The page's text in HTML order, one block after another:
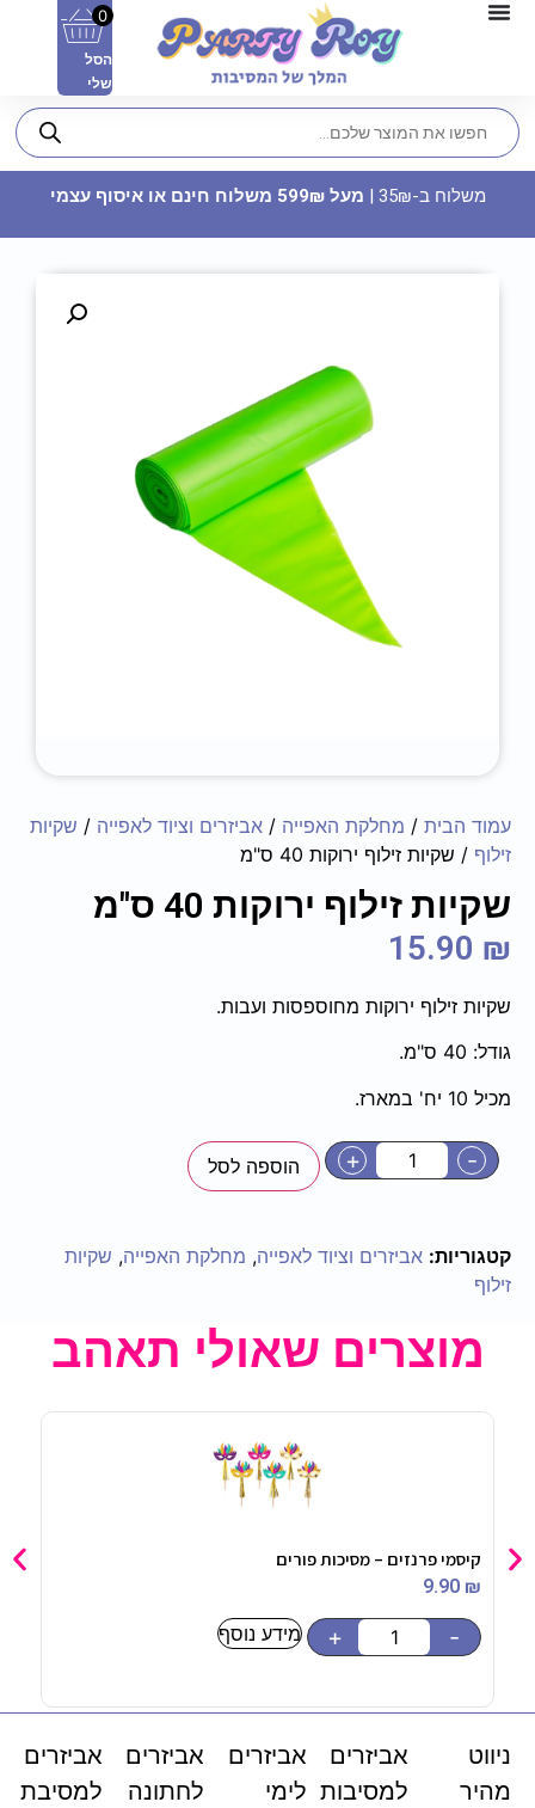
כובע מודפס - BRIDE TO BE
17.90₪
0
הסל
שלי
משלוח ב-35₪ | מעל 599₪ משלוח חינם או איסוף עצמי
עמוד הבית / מחלקת האפייה / אביזרים וציוד לאפייה / שקיות
זילוף / שקיות זילוף ירוקות 40 ס"מ
שקיות זילוף ירוקות 40 ס"מ
15.90 ₪
שקיות זילוף ירוקות מחוספסות ועבות.
גודל: 40 ס"מ.
מכיל 10 יח' במארז.
-
+ הוספה לסל
קטגוריות: אביזרים וציוד לאפייה, מחלקת האפייה, שקיות
זילוף
מוצרים שאולי תאהב
קיסמי פרנזים – מסיכות פורים
9.90 ₪
-
+ מידע נוסף
ניווט
מהיר
אביזרים
למסיבות
אביזרים
לימי
אביזרים
לחתונה
אביזרים
למסיבת